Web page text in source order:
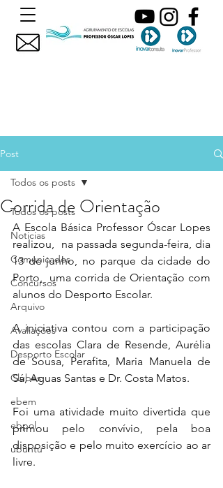
Post
Todos os posts
Noticias
Comunicados
Concursos
Arquivo
Avaliações
Desporto Escolar
Clubes
ebem
ebpol
ubuntu
Todos os posts
Corrida de Orientação
A Escola Básica Professor Óscar Lopes
realizou,  na passada segunda-feira, dia
13 de junho, no parque da cidade do
Porto,  uma corrida de Orientação com
alunos do Desporto Escolar.
A iniciativa contou com a participação
das escolas Clara de Resende, Aurélia
de Sousa, Perafita, Maria Manuela de
Sá, Aguas Santas e Dr. Costa Matos.
Foi uma atividade muito divertida que
primou pelo convívio, pela boa
disposição e pelo muito exercício ao ar
livre.